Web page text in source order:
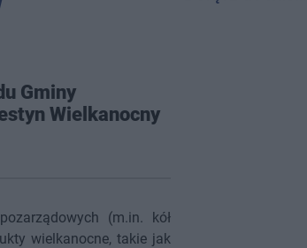
Gminy
Wielkanocny
(m.in. kół
wielkanocne, takie jak